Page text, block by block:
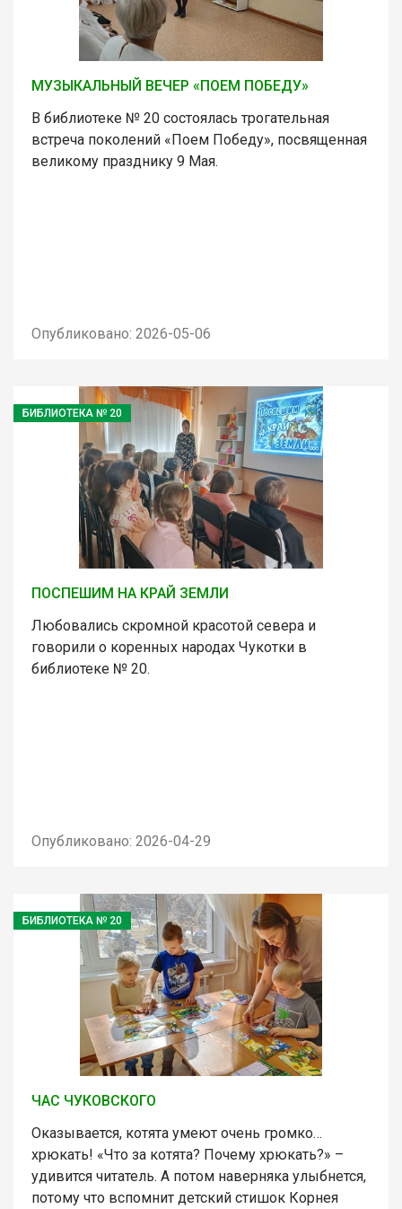
МУЗЫКАЛЬНЫЙ ВЕЧЕР «ПОЕМ ПОБЕДУ»
В библиотеке № 20 состоялась трогательная
встреча поколений «Поем Победу», посвященная
великому празднику 9 Мая.
Опубликовано: 2026-05-06
БИБЛИОТЕКА № 20
ПОСПЕШИМ НА КРАЙ ЗЕМЛИ
Любовались скромной красотой севера и
говорили о коренных народах Чукотки в
библиотеке № 20.
Опубликовано: 2026-04-29
БИБЛИОТЕКА № 20
ЧАС ЧУКОВСКОГО
Оказывается, котята умеют очень громко…
хрюкать! «Что за котята? Почему хрюкать?» –
удивится читатель. А потом наверняка улыбнется,
потому что вспомнит детский стишок Корнея